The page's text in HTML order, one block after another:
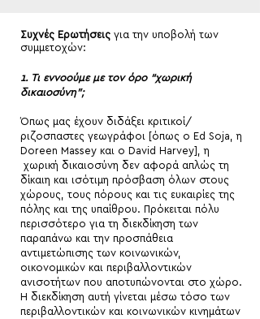
Συχνές Ερωτήσεις για την υποβολή των
συμμετοχών:
1. Τι εννοούμε με τον όρο “χωρική
δικαιοσύνη”;
Όπως μας έχουν διδάξει κριτικοί/
ριζοσπαστες γεωγράφοι [όπως ο Ed Soja, η
Doreen Massey και ο David Harvey], η
χωρική δικαιοσύνη δεν αφορά απλώς τη
δίκαιη και ισότιμη πρόσβαση όλων στους
χώρους, τους πόρους και τις ευκαιρίες της
πόλης και της υπαίθρου. Πρόκειται πόλυ
περισσότερο για τη διεκδίκηση των
παραπάνω και την προσπάθεια
αντιμετώπισης των κοινωνικών,
οικονομικών και περιβαλλοντικών
ανισοτήτων που αποτυπώνονται στο χώρο.
Η διεκδίκηση αυτή γίνεται μέσω τόσο των
περιβαλλοντικών και κοινωνικών κινημάτων